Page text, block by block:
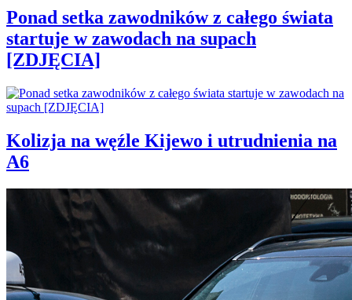
Ponad setka zawodników z całego świata
startuje w zawodach na supach
[ZDJĘCIA]
Kolizja na węźle Kijewo i utrudnienia na
A6